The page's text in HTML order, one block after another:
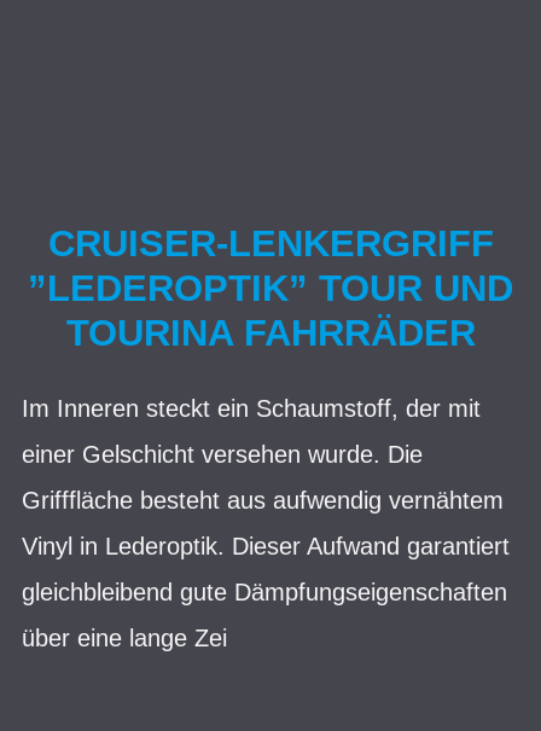
CRUISER-LENKERGRIFF
”LEDEROPTIK” TOUR UND
TOURINA FAHRRÄDER
Im Inneren steckt ein Schaumstoff, der mit
einer Gelschicht versehen wurde. Die
Grifffläche besteht aus aufwendig vernähtem
Vinyl in Lederoptik. Dieser Aufwand garantiert
gleichbleibend gute Dämpfungseigenschaften
über eine lange Zei